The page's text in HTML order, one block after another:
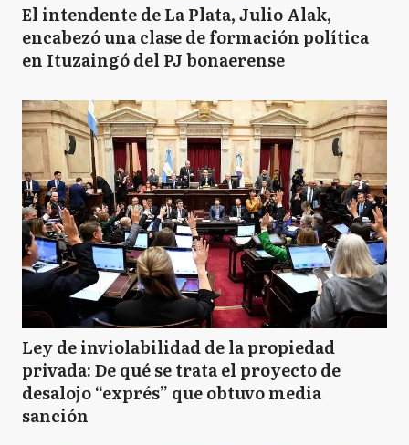
El intendente de La Plata, Julio Alak,
encabezó una clase de formación política
en Ituzaingó del PJ bonaerense
Ley de inviolabilidad de la propiedad
privada: De qué se trata el proyecto de
desalojo “exprés” que obtuvo media
sanción